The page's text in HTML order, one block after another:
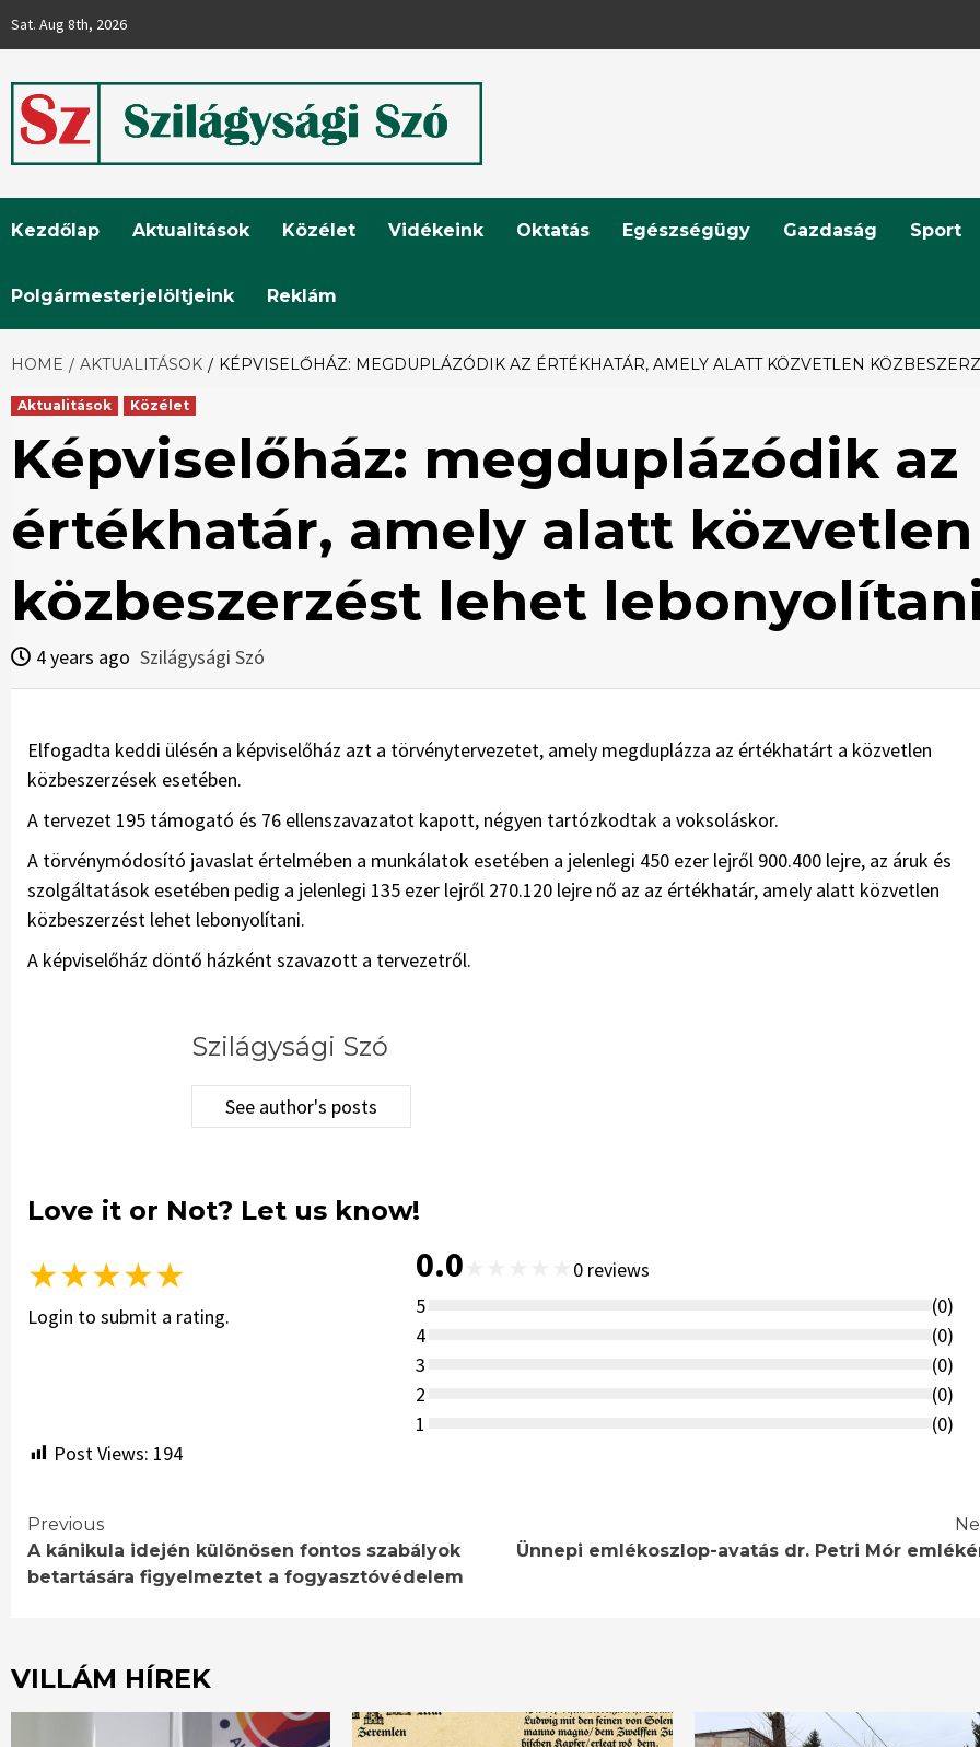
Sat. Aug 8th, 2026
Szilágysági
Szó
Kezdőlap Aktualitások Közélet Vidékeink Oktatás Egészségügy Gazdaság Sport
Polgármesterjelöltjeink Reklám
HOME AKTUALITÁSOK KÉPVISELŐHÁZ: MEGDUPLÁZÓDIK AZ ÉRTÉKHATÁR, AMELY ALATT KÖZVETLEN
Aktualitások Közélet
Képviselőház: megduplázódik az
értékhatár, amely alatt közvetlen
közbeszerzést lehet
4 years ago Szilágysági Szó
Elfogadta keddi ülésén a képviselőház azt a törvénytervezetet, amely megduplázza az értékhatárt a közvetlen
közbeszerzések esetében.
A tervezet 195 támogató és 76 ellenszavazatot kapott, négyen tartózkodtak a voksoláskor.
A törvénymódosító javaslat értelmében a munkálatok esetében a jelenlegi 450 ezer lejről 900.400 lejre, az áruk és
szolgáltatások esetében pedig a jelenlegi 135 ezer lejről 270.120 lejre nő az az értékhatár, amely alatt közvetlen
közbeszerzést lehet lebonyolítani.
A képviselőház döntő házként szavazott a tervezetről.
Szilágysági Szó
See author's posts
Love it or Not? Let us know!
★★★★★
Login to submit a rating.
0.0 0 reviews
5
(0)
4
(0)
3
(0)
2
(0)
1
(0)
Post Views: 194
Continue
Reading
Previous
A kánikula idején különösen fontos szabályok
betartására figyelmeztet a fogyasztóvédelem
Ünnepi emlékoszlop-avatás dr. Petri Mór
VILLÁM HÍREK